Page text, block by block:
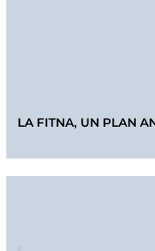
LA FITNA, UN PLAN